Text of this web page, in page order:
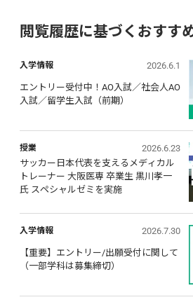
閲覧履歴に基づくおすす
入学情報 2026.6.1
エントリー受付中！AO入試／社会人AO
入試／留学生入試（前期）
授業
2026.6.23
サッカー日本代表を支えるメディカル
トレーナー 大阪医専 卒業生 黒川孝一
氏 スペシャルゼミを実施
入学情報 2026.7.30
【重要】エントリー/出願受付に関して
（一部学科は募集締切）